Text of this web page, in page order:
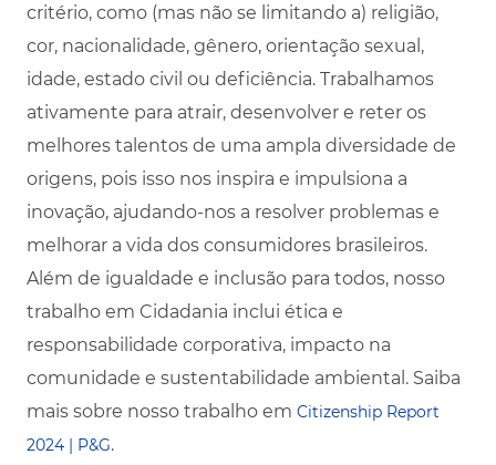
critério, como (mas não se limitando a) religião,
cor, nacionalidade, gênero, orientação sexual,
idade, estado civil ou deficiência. Trabalhamos
ativamente para atrair, desenvolver e reter os
melhores talentos de uma ampla diversidade de
origens, pois isso nos inspira e impulsiona a
inovação, ajudando-nos a resolver problemas e
melhorar a vida dos consumidores brasileiros.
Além de igualdade e inclusão para todos, nosso
trabalho em Cidadania inclui ética e
responsabilidade corporativa, impacto na
comunidade e sustentabilidade ambiental. Saiba
mais sobre nosso trabalho em Citizenship Report
2024 | P&G.